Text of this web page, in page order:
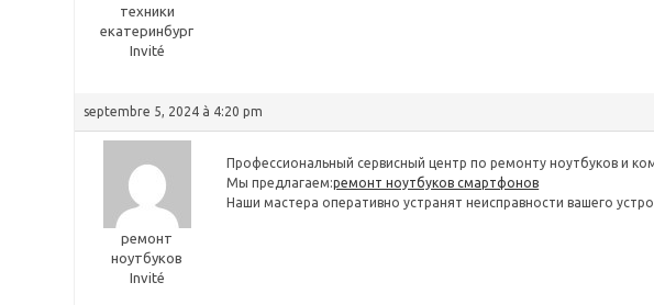
техники
екатеринбург
Invité
septembre 5, 2024 à 4:20 pm
ремонт
ноутбуков
Invité
Профессиональный сервисный центр по ремонту ноутбуков и
Мы предлагаем:ремонт ноутбуков смартфонов
Наши мастера оперативно устранят неисправности вашего